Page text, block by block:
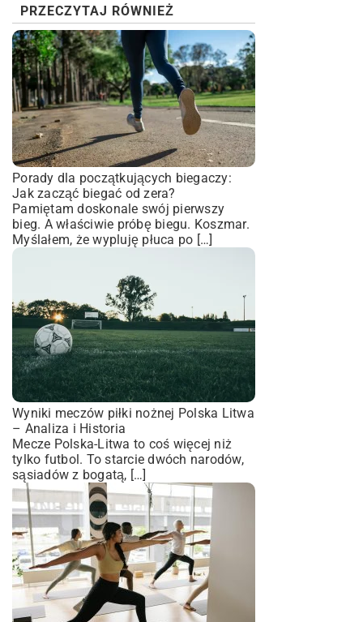
PRZECZYTAJ RÓWNIEŻ
Porady dla początkujących biegaczy:
Jak zacząć biegać od zera?
Pamiętam doskonale swój pierwszy
bieg. A właściwie próbę biegu. Koszmar.
Myślałem, że wypluję płuca po […]
Wyniki meczów piłki nożnej Polska Litwa
– Analiza i Historia
Mecze Polska-Litwa to coś więcej niż
tylko futbol. To starcie dwóch narodów,
sąsiadów z bogatą, […]